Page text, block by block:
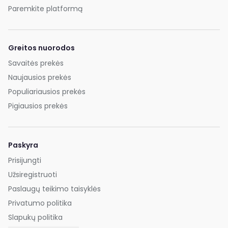
Paremkite platformą
Greitos nuorodos
Savaitės prekės
Naujausios prekės
Populiariausios prekės
Pigiausios prekės
Paskyra
Prisijungti
Užsiregistruoti
Paslaugų teikimo taisyklės
Privatumo politika
Slapukų politika